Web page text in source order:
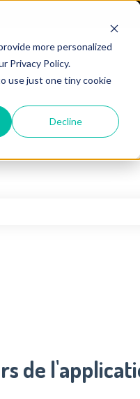
more personalized
Privacy Policy.
use just one tiny cookie
Decline
de